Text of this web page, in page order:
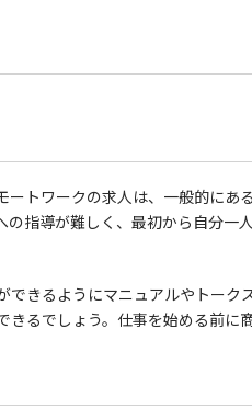
トワークの求人は、一般的にあ
指導が難しく、最初から自分一
きるようにマニュアルやトー
るでしょう。仕事を始める前に